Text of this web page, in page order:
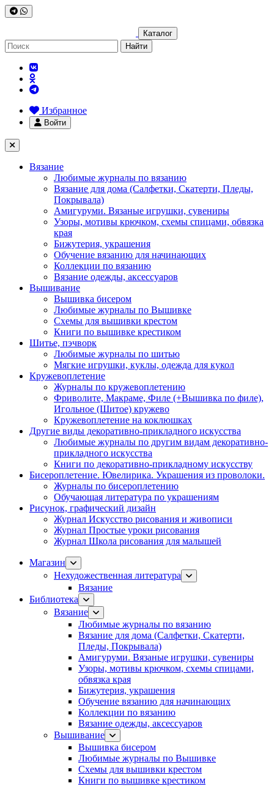
Каталог
Найти
Избранное
Войти
Вязание
Любимые журналы по вязанию
Вязание для дома (Салфетки, Скатерти, Пледы,
Покрывала)
Амигуруми. Вязаные игрушки, сувениры
Узоры, мотивы крючком, схемы спицами, обвязка
края
Бижутерия, украшения
Обучение вязанию для начинающих
Коллекции по вязанию
Вязание одежды, аксессуаров
Вышивание
Вышивка бисером
Любимые журналы по Вышивке
Схемы для вышивки крестом
Книги по вышивке крестиком
Шитье, пэчворк
Любимые журналы по шитью
Мягкие игрушки, куклы, одежда для кукол
Кружевоплетение
Журналы по кружевоплетению
Фриволите, Макраме, Филе (+Вышивка по филе),
Игольное (Шитое) кружево
Кружевоплетение на коклюшках
Другие виды декоративно-прикладного искусства
Любимые журналы по другим видам декоративно-
прикладного искусства
Книги по декоративно-прикладному искусству
Бисероплетение. Ювелирика. Украшения из проволоки.
Журналы по бисероплетению
Обучающая литература по украшениям
Рисунок, графический дизайн
Журнал Искусство рисования и живописи
Журнал Простые уроки рисования
Журнал Школа рисования для малышей
Магазин
Нехудожественная литература
Вязание
Библиотека
Вязание
Любимые журналы по вязанию
Вязание для дома (Салфетки, Скатерти,
Пледы, Покрывала)
Амигуруми. Вязаные игрушки, сувениры
Узоры, мотивы крючком, схемы спицами,
обвязка края
Бижутерия, украшения
Обучение вязанию для начинающих
Коллекции по вязанию
Вязание одежды, аксессуаров
Вышивание
Вышивка бисером
Любимые журналы по Вышивке
Схемы для вышивки крестом
Книги по вышивке крестиком